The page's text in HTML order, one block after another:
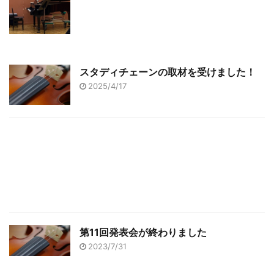
スタディチェーンの取材を受けました！
2025/4/17
第11回発表会が終わりました
2023/7/31